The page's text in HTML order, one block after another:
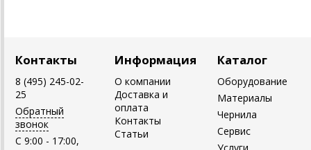
Контакты
8 (495) 245-02-
25
Обратный
звонок
C 9:00 - 17:00,
Информация
О компании
Доставка и
оплата
Контакты
Статьи
Каталог
Оборудование
Материалы
Чернила
Сервис